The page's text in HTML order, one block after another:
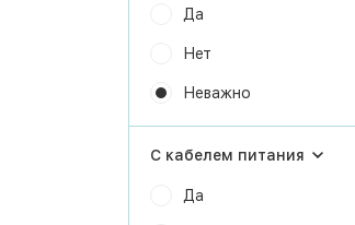
Да
Нет
Неважно
С кабелем питания
Да